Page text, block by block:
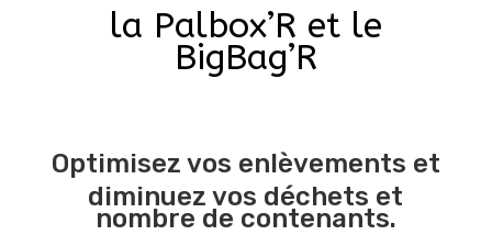
la Palbox’R et le
BigBag’R
Optimisez vos enlèvements et
diminuez vos déchets et
nombre de contenants.